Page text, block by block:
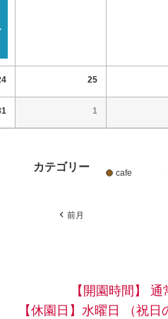
25
1
カテゴリー cafe
前月
【開園時間】
通
【休園日】水曜日
（祝日